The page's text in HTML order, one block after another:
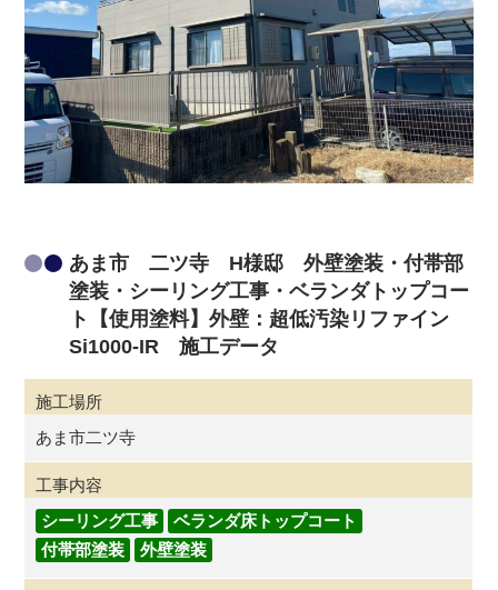
あま市 二ツ寺 H様邸 外壁塗装・付帯部
塗装・シーリング工事・ベランダトップコー
ト【使用塗料】外壁：超低汚染リファイン
Si1000-IR 施工データ
施工場所
あま市二ツ寺
工事内容
シーリング工事
ベランダ床トップコート
付帯部塗装
外壁塗装